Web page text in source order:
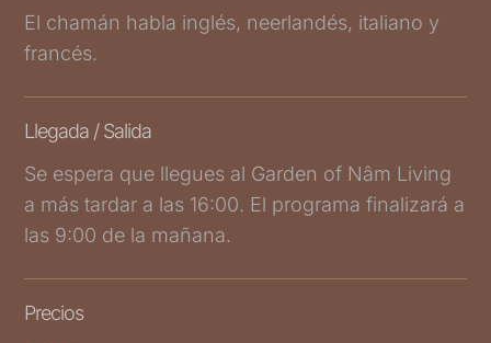
El chamán habla inglés, neerlandés, italiano y
francés.
Llegada / Salida
Se espera que llegues al Garden of Nâm Living
a más tardar a las 16:00. El programa finalizará a
las 9:00 de la mañana.
Precios